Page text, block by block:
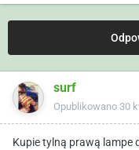
surf
Opublikowano 30
Kupie tylną prawą lampe